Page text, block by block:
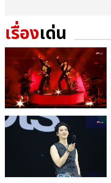
เรื่องเด่น